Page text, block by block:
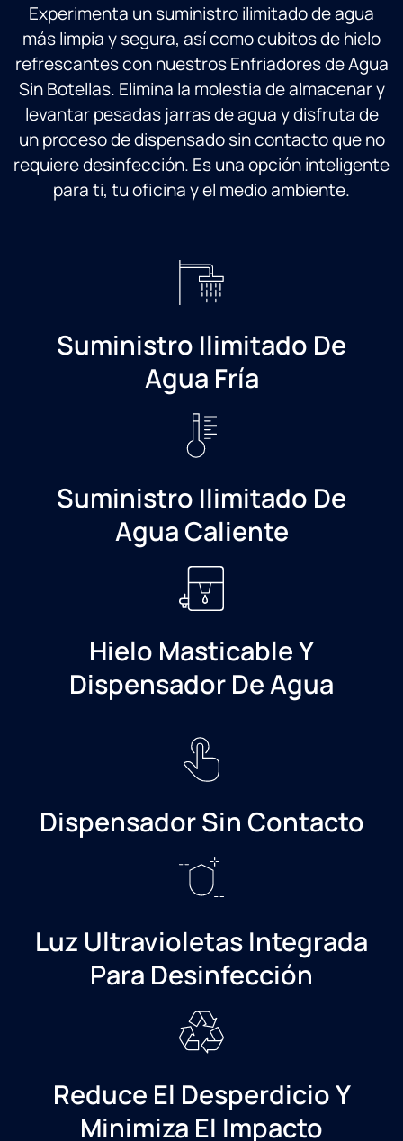
Experimenta un suministro ilimitado de agua
más limpia y segura, así como cubitos de hielo
refrescantes con nuestros Enfriadores de Agua
Sin Botellas. Elimina la molestia de almacenar y
levantar pesadas jarras de agua y disfruta de
un proceso de dispensado sin contacto que no
requiere desinfección. Es una opción inteligente
para ti, tu oficina y el medio ambiente.
Suministro Ilimitado De
Agua Fría
Suministro Ilimitado De
Agua Caliente
Hielo Masticable Y
Dispensador De Agua
Dispensador Sin Contacto
Luz Ultravioletas Integrada
Para Desinfección
Reduce El Desperdicio Y
Minimiza El Impacto